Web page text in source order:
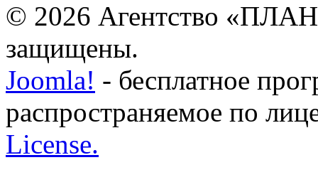
© 2026 Агентство
защищены.
Joomla! - бесплатное
распространяемое по
License.